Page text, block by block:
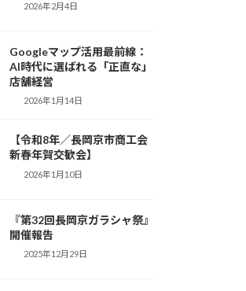
2026年2月4日
Googleマップ活用最前線：
AI時代に選ばれる「正直な」
店舗経営
2026年1月14日
【令和8年／長岡京市商工会
新春年賀交歓会】
2026年1月10日
『第32回長岡京ガラシャ祭』
開催報告
2025年12月29日